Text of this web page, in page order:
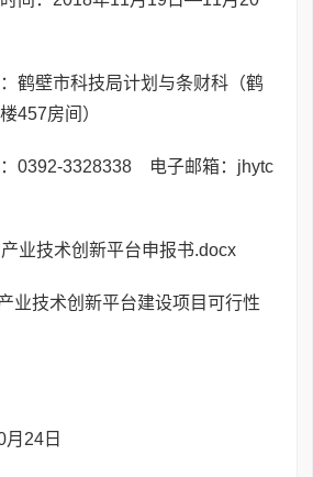
壁市科技局计划与条财科（鹤
457房间）
3328338 电子邮箱：jhytc
产业技术创新平台申报书.docx
业技术创新平台建设项目可行性
24日